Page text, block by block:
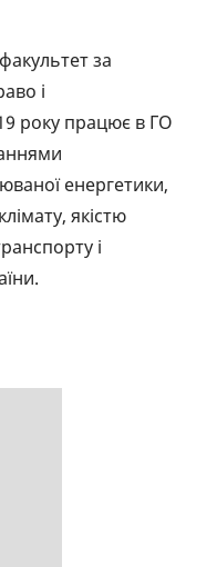
за
і
року працює в ГО
енергетики,
якістю
і